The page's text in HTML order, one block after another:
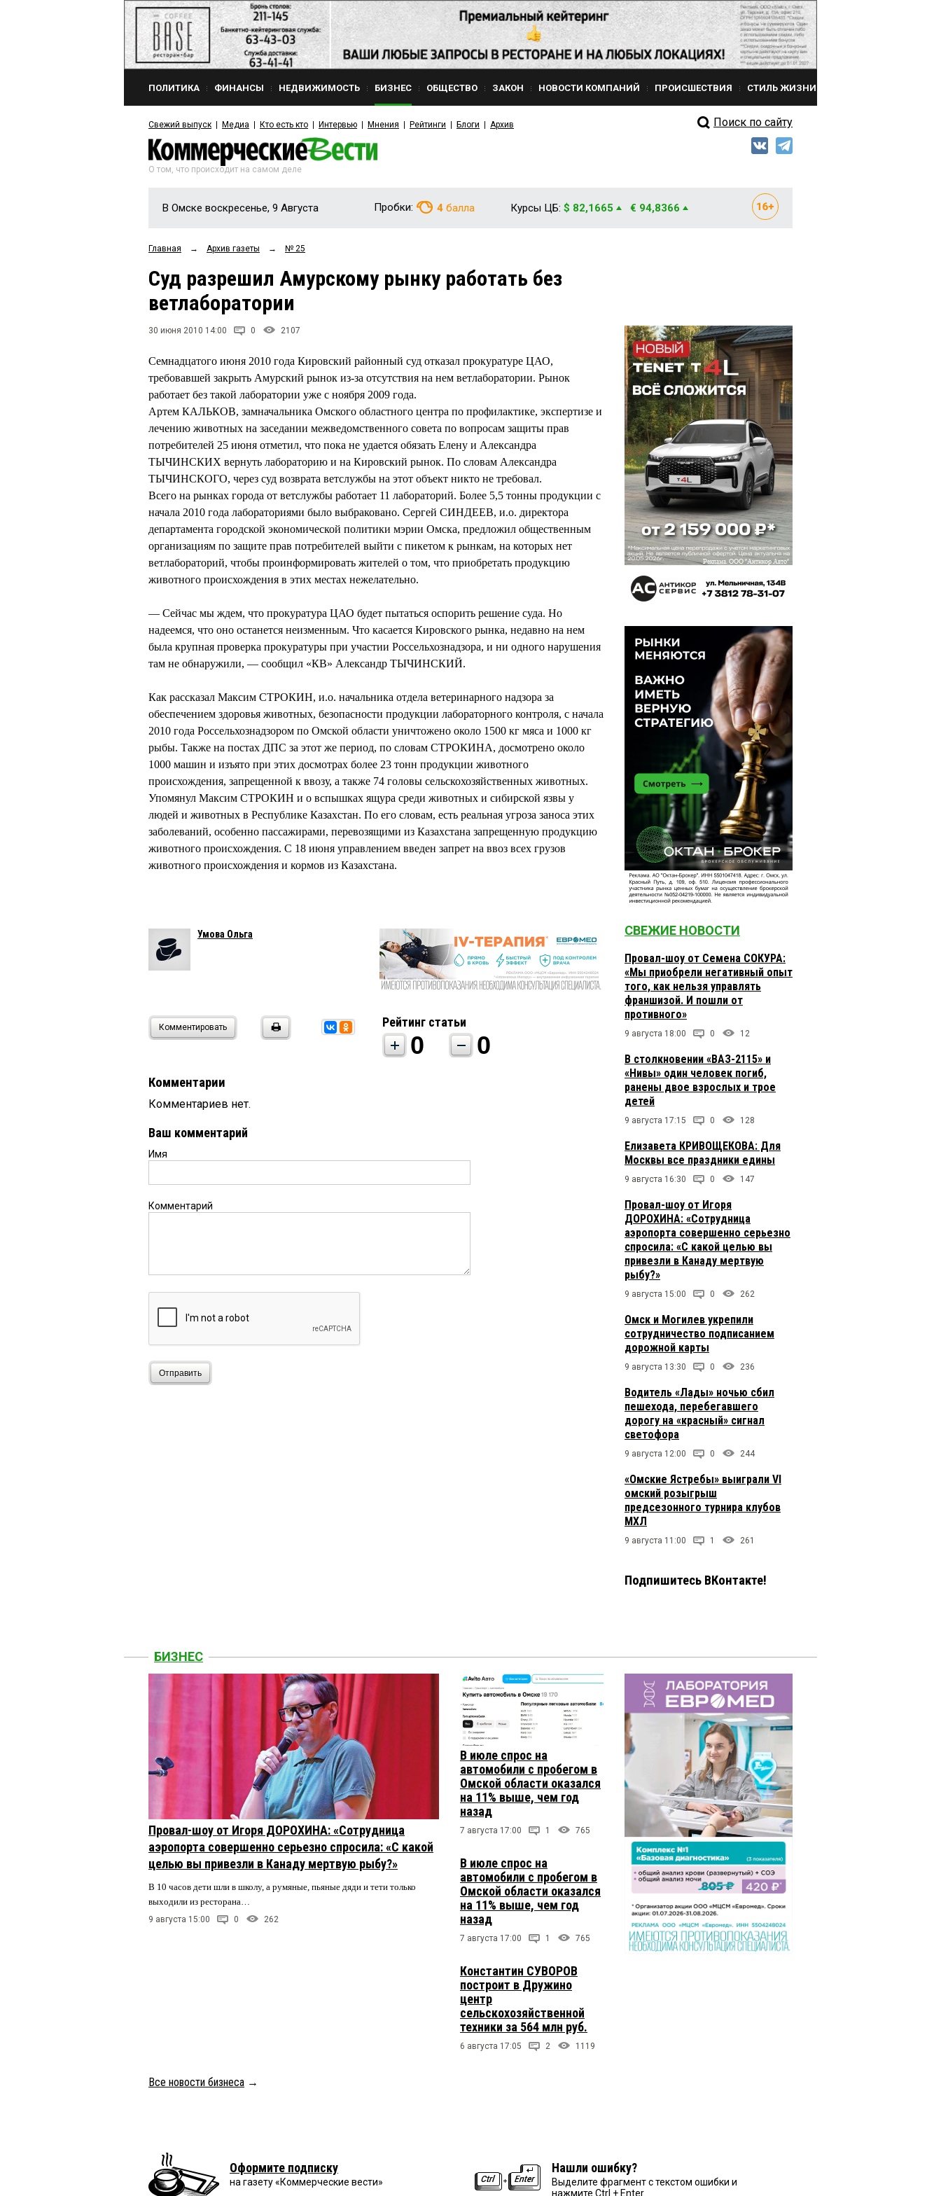
ПОЛИТИКА ФИНАНСЫ НЕДВИЖИМОСТЬ БИЗНЕС ОБЩЕСТВО ЗАКОН НОВОСТИ КОМПАНИЙ ПРОИСШЕСТВИЯ СТИЛЬ ЖИЗНИ
Свежий выпуск Медиа Кто есть кто Интервью Мнения Рейтинги Блоги Архив Поиск по сайту
О том, что происходит на самом деле
В Омске воскресенье, 9 Августа Пробки: 4 балла Курсы ЦБ: $ 82,1665 € 94,8366
Главная → Архив газеты → № 25
Суд разрешил Амурскому рынку работать без
ветлаборатории
30 июня 2010 14:00 0 2107
Семнадцатого июня 2010 года Кировский районный суд отказал прокуратуре ЦАО,
требовавшей закрыть Амурский рынок из-за отсутствия на нем ветлаборатории. Рынок
работает без такой лаборатории уже с ноября 2009 года.
Артем КАЛЬКОВ, замначальника Омского областного центра по профилактике, экспертизе и
лечению животных на заседании межведомственного совета по вопросам защиты прав
потребителей 25 июня отметил, что пока не удается обязать Елену и Александра
ТЫЧИНСКИХ вернуть лабораторию и на Кировский рынок. По словам Александра
ТЫЧИНСКОГО, через суд возврата ветслужбы на этот объект никто не требовал.
Всего на рынках города от ветслужбы работает 11 лабораторий. Более 5,5 тонны продукции с
начала 2010 года лабораториями было выбраковано. Сергей СИНДЕЕВ, и.о. директора
департамента городской экономической политики мэрии Омска, предложил общественным
организациям по защите прав потребителей выйти с пикетом к рынкам, на которых нет
ветлабораторий, чтобы проинформировать жителей о том, что приобретать продукцию
животного происхождения в этих местах нежелательно.
— Сейчас мы ждем, что прокуратура ЦАО будет пытаться оспорить решение суда. Но
надеемся, что оно останется неизменным. Что касается Кировского рынка, недавно на нем
была крупная проверка прокуратуры при участии Россельхознадзора, и ни одного нарушения
там не обнаружили, — сообщил «КВ» Александр ТЫЧИНСКИЙ.
Как рассказал Максим СТРОКИН, и.о. начальника отдела ветеринарного надзора за
обеспечением здоровья животных, безопасности продукции лабораторного контроля, с начала
2010 года Россельхознадзором по Омской области уничтожено около 1500 кг мяса и 1000 кг
рыбы. Также на постах ДПС за этот же период, по словам СТРОКИНА, досмотрено около
1000 машин и изъято при этих досмотрах более 23 тонн продукции животного
происхождения, запрещенной к ввозу, а также 74 головы сельскохозяйственных животных.
Упомянул Максим СТРОКИН и о вспышках ящура среди животных и сибирской язвы у
людей и животных в Республике Казахстан. По его словам, есть реальная угроза заноса этих
заболеваний, особенно пассажирами, перевозящими из Казахстана запрещенную продукцию
животного происхождения. С 18 июня управлением введен запрет на ввоз всех грузов
животного происхождения и кормов из Казахстана.
Умова Ольга
Комментировать Рейтинг статьи
0 0
Комментарии
Комментариев нет.
Ваш комментарий
Имя
Комментарий
Отправить
СВЕЖИЕ НОВОСТИ
Провал-шоу от Семена СОКУРА:
«Мы приобрели негативный опыт
того, как нельзя управлять
франшизой. И пошли от
противного»
9 августа 18:00 0 12
В столкновении «ВАЗ-2115» и
«Нивы» один человек погиб,
ранены двое взрослых и трое
детей
9 августа 17:15 0 128
Елизавета КРИВОЩЕКОВА: Для
Москвы все праздники едины
9 августа 16:30 0 147
Провал-шоу от Игоря
ДОРОХИНА: «Сотрудница
аэропорта совершенно серьезно
спросила: «С какой целью вы
привезли в Канаду мертвую
рыбу?»
9 августа 15:00 0 262
Омск и Могилев укрепили
сотрудничество подписанием
дорожной карты
9 августа 13:30 0 236
Водитель «Лады» ночью сбил
пешехода, перебегавшего
дорогу на «красный» сигнал
светофора
9 августа 12:00 0 244
«Омские Ястребы» выиграли VI
омский розыгрыш
предсезонного турнира клубов
МХЛ
9 августа 11:00 1 261
Подпишитесь ВКонтакте!
БИЗНЕС
Провал-шоу от Игоря ДОРОХИНА: «Сотрудница
аэропорта совершенно серьезно спросила: «С какой
целью вы привезли в Канаду мертвую рыбу?»
В 10 часов дети шли в школу, а румяные, пьяные дяди и тети только
выходили из ресторана…
9 августа 15:00 0 262
В июле спрос на
автомобили с пробегом в
Омской области оказался
на 11% выше, чем год
назад
7 августа 17:00 1 765
В июле спрос на
автомобили с пробегом в
Омской области оказался
на 11% выше, чем год
назад
7 августа 17:00 1 765
Константин СУВОРОВ
построит в Дружино
центр
сельскохозяйственной
техники за 564 млн руб.
6 августа 17:05 2 1119
Все новости бизнеса →
Оформите подписку
на газету «Коммерческие вести»
Нашли ошибку?
Выделите фрагмент с текстом ошибки и
нажмите Ctrl + Enter.